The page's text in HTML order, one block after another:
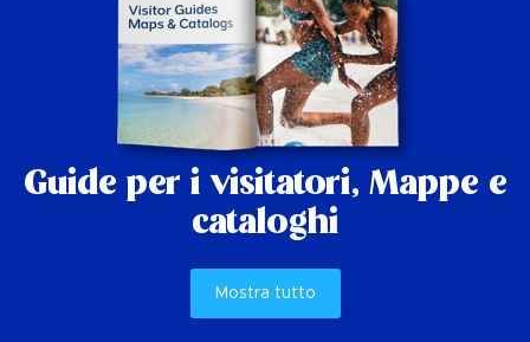
Guide per i visitatori, Mappe e
cataloghi
Mostra tutto